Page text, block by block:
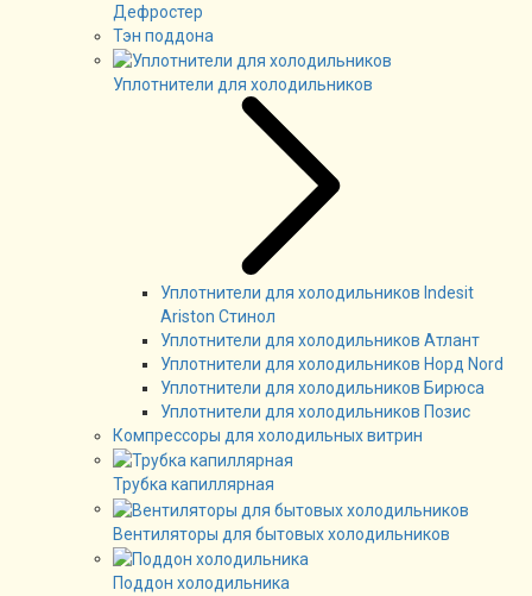
Дефростер
Тэн поддона
Уплотнители для холодильников
Уплотнители для холодильников Indesit
Ariston Стинол
Уплотнители для холодильников Атлант
Уплотнители для холодильников Норд Nord
Уплотнители для холодильников Бирюса
Уплотнители для холодильников Позис
Компрессоры для холодильных витрин
Трубка капиллярная
Вентиляторы для бытовых холодильников
Поддон холодильника